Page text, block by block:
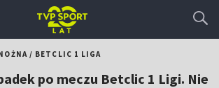
/ BETCLIC 1 LIGA
po meczu Betclic 1 Ligi. Nie